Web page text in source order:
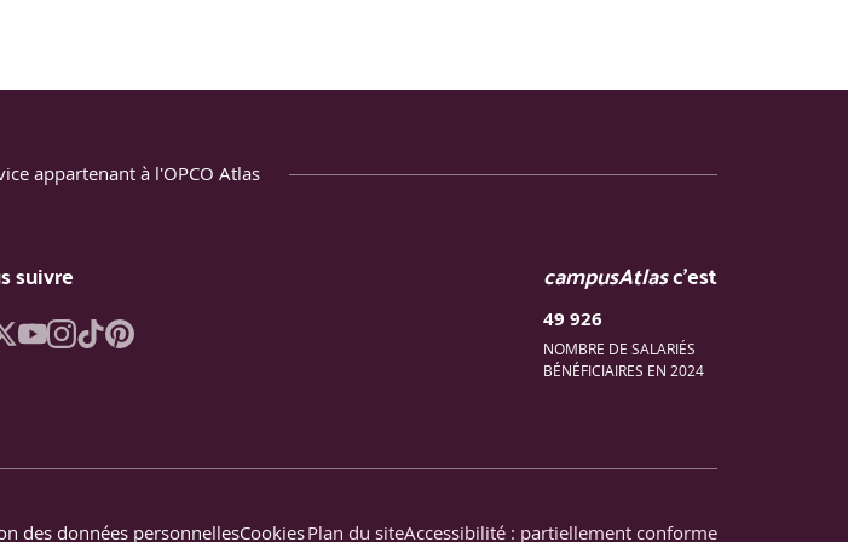
Shodan), gestion de clés, quotas, erreurs et stockage (CSV, JSON). Rappel des
à la source).
OSINT, enrichi par un module NLP de base.
appartenant à l'OPCO Atlas
suivre campusAtlasc'est
49 926
NOMBRE DE SALARIÉS
BÉNÉFICIAIRES EN 2024
des données personnellesCookiesPlan du siteAccessibilité : partiellement conforme